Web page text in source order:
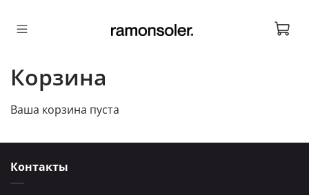
Корзина
Ваша корзина пуста
Контакты